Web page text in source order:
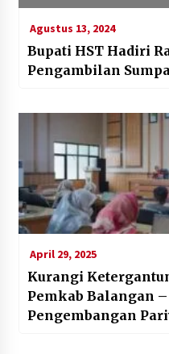
Agustus 13, 2024
Bupati HST Hadiri
Pengambilan
April 29, 2025
Kurangi
Pemkab Balangan
Pengembangan